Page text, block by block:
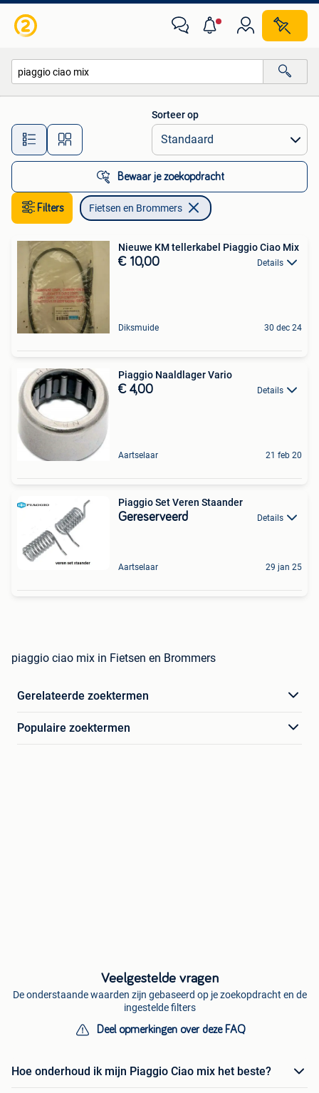
Alle afstanden…
Sorteer op
Bewaar je zoekopdracht
Filters Fietsen en Brommers
Nieuwe KM tellerkabel Piaggio Ciao Mix
€ 10,00 Details
Diksmuide 30 dec 24
Piaggio Naaldlager Vario
€ 4,00 Details
Aartselaar 21 feb 20
Piaggio Set Veren Staander
Gereserveerd Details
Aartselaar 29 jan 25
piaggio ciao mix in Fietsen en Brommers
Gerelateerde zoektermen
Populaire zoektermen
Veelgestelde vragen
De onderstaande waarden zijn gebaseerd op je zoekopdracht en de
ingestelde filters
Deel opmerkingen over deze FAQ
Hoe onderhoud ik mijn Piaggio Ciao mix het beste?